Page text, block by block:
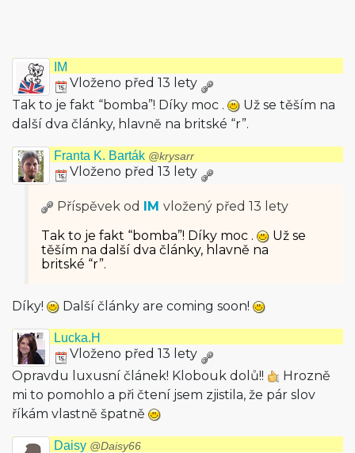
IM
Vloženo před 13 lety
Tak to je fakt “bomba”! Díky moc .
Už se těším na
další dva články, hlavně na britské “r”.
Franta K. Barták @krysarr
Vloženo před 13 lety
Příspěvek od IM vložený před 13 lety
Tak to je fakt “bomba”! Díky moc .
Už se
těším na další dva články, hlavně na
britské “r”.
Díky! Další články are coming soon!
Lucka.H
Vloženo před 13 lety
Opravdu luxusní článek! Klobouk dolů!!
Hrozně
mi to pomohlo a při čtení jsem zjistila, že pár slov
říkám vlastně špatně
Daisy @Daisy66